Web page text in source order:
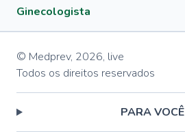
Ginecologista
© Medprev, 2026, live
Todos os direitos reservados
PARA VOCÊ